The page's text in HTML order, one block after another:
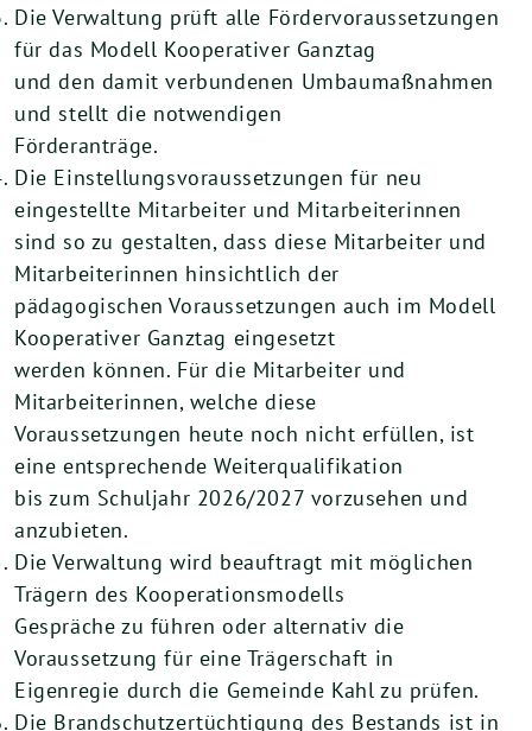
Die Verwaltung prüft alle Fördervoraussetzungen
für das Modell Kooperativer Ganztag
und den damit verbundenen Umbaumaßnahmen
und stellt die notwendigen
Förderanträge.
Die Einstellungsvoraussetzungen für neu
eingestellte Mitarbeiter und Mitarbeiterinnen
sind so zu gestalten, dass diese Mitarbeiter und
Mitarbeiterinnen hinsichtlich der
pädagogischen Voraussetzungen auch im Modell
Kooperativer Ganztag eingesetzt
werden können. Für die Mitarbeiter und
Mitarbeiterinnen, welche diese
Voraussetzungen heute noch nicht erfüllen, ist
eine entsprechende Weiterqualifikation
bis zum Schuljahr 2026/2027 vorzusehen und
anzubieten.
Die Verwaltung wird beauftragt mit möglichen
Trägern des Kooperationsmodells
Gespräche zu führen oder alternativ die
Voraussetzung für eine Trägerschaft in
Eigenregie durch die Gemeinde Kahl zu prüfen.
Die Brandschutzertüchtigung des Bestands ist in